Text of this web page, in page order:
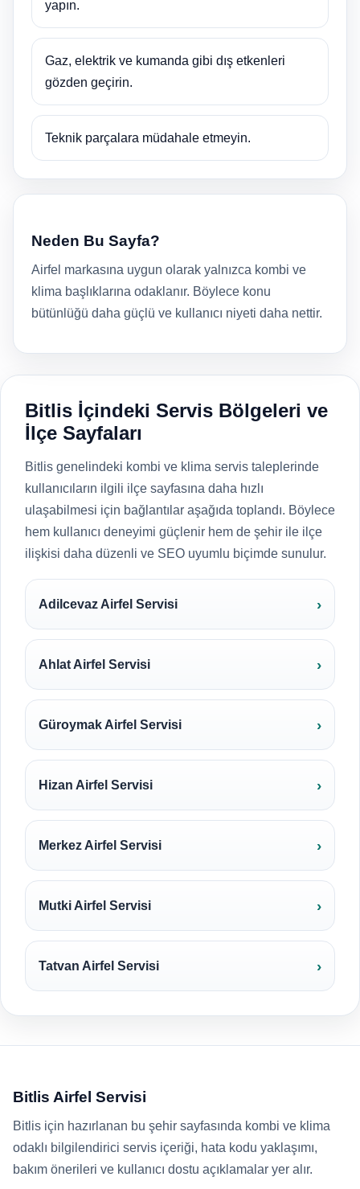
yapın.
Gaz, elektrik ve kumanda gibi dış etkenleri
gözden geçirin.
Teknik parçalara müdahale etmeyin.
Neden Bu Sayfa?
Airfel markasına uygun olarak yalnızca kombi ve
klima başlıklarına odaklanır. Böylece konu
bütünlüğü daha güçlü ve kullanıcı niyeti daha nettir.
Bitlis İçindeki Servis Bölgeleri ve
İlçe Sayfaları
Bitlis genelindeki kombi ve klima servis taleplerinde
kullanıcıların ilgili ilçe sayfasına daha hızlı
ulaşabilmesi için bağlantılar aşağıda toplandı. Böylece
hem kullanıcı deneyimi güçlenir hem de şehir ile ilçe
ilişkisi daha düzenli ve SEO uyumlu biçimde sunulur.
Adilcevaz Airfel Servisi
Ahlat Airfel Servisi
Güroymak Airfel Servisi
Hizan Airfel Servisi
Merkez Airfel Servisi
Mutki Airfel Servisi
Tatvan Airfel Servisi
Bitlis Airfel Servisi
Bitlis için hazırlanan bu şehir sayfasında kombi ve klima
odaklı bilgilendirici servis içeriği, hata kodu yaklaşımı,
bakım önerileri ve kullanıcı dostu açıklamalar yer alır.